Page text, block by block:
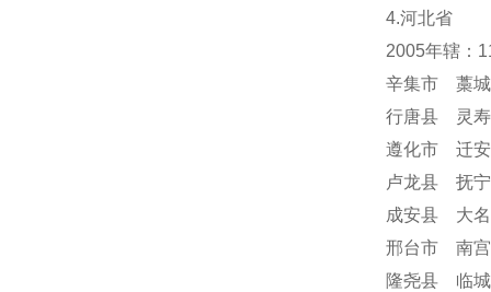
4.河北省
2005年辖：
辛集市 藁
行唐县 灵
遵化市 迁
卢龙县 抚
成安县 大
邢台市 南
隆尧县 临